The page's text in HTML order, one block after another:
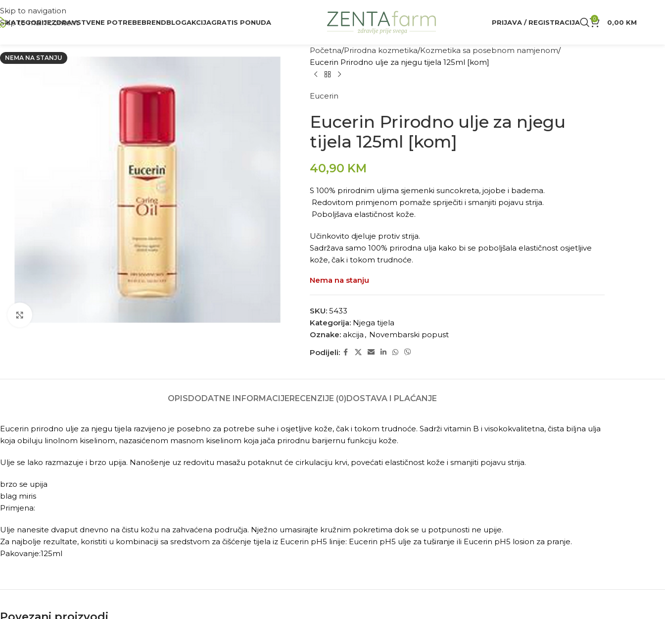
Skip to navigation
Skip to main content
KATEGORIJEZDRAVSTVENE POTREBEBRENDBLOGAKCIJAGRATIS PONUDA PRIJAVA / REGISTRACIJA 0 0,00 KM
NEMA NA STANJU
Početna Prirodna kozmetika Kozmetika sa posebnom namjenom
Eucerin Prirodno ulje za njegu tijela 125ml [kom]
Eucerin
Eucerin Prirodno ulje za njegu
tijela 125ml [kom]
40,90 KM
S 100% prirodnim uljima sjemenki suncokreta, jojobe i badema.
Redovitom primjenom pomaže spriječiti i smanjiti pojavu strija.
Poboljšava elastičnost kože.
Učinkovito djeluje protiv strija.
Sadržava samo 100% prirodna ulja kako bi se poboljšala elastičnost osjetljive
kože, čak i tokom trudnoće.
Nema na stanju
SKU: 5433
Kategorija: Njega tijela
Oznake: akcija , Novembarski popust
Podijeli:
OPISDODATNE INFORMACIJERECENZIJE (0)DOSTAVA I PLAĆANJE
Eucerin prirodno ulje za njegu tijela razvijeno je posebno za potrebe suhe i osjetljive kože, čak i tokom trudnoće. Sadrži vitamin B i visokokvalitetna, čista biljna ulja
koja obiluju linolnom kiselinom, nazasićenom masnom kiselinom koja jača prirodnu barijernu funkciju kože.
Ulje se lako razmazuje i brzo upija. Nanošenje uz redovitu masažu potaknut će cirkulaciju krvi, povećati elastičnost kože i smanjiti pojavu strija.
brzo se upija
blag miris
Primjena:
Ulje nanesite dvaput dnevno na čistu kožu na zahvaćena područja. Nježno umasirajte kružnim pokretima dok se u potpunosti ne upije.
Za najbolje rezultate, koristiti u kombinaciji sa sredstvom za čišćenje tijela iz Eucerin pH5 linije: Eucerin pH5 ulje za tuširanje ili Eucerin pH5 losion za pranje.
Pakovanje:125ml